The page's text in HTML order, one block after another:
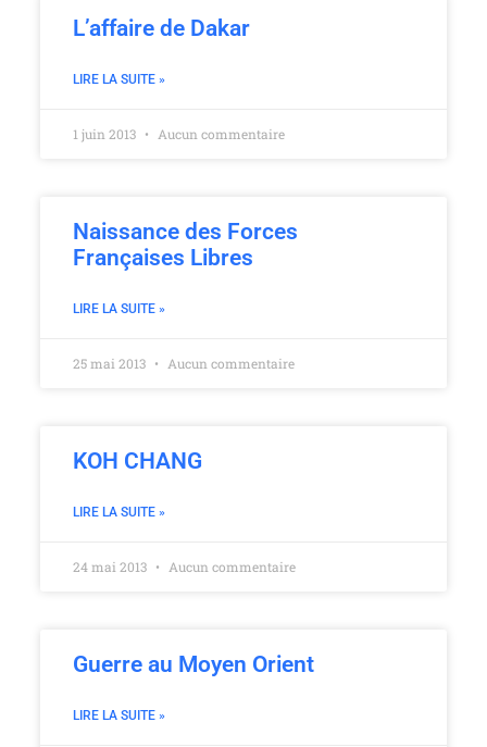
L’affaire de Dakar
LIRE LA SUITE »
1 juin 2013 Aucun commentaire
Naissance des Forces
Françaises Libres
LIRE LA SUITE »
25 mai 2013 Aucun commentaire
KOH CHANG
LIRE LA SUITE »
24 mai 2013 Aucun commentaire
Guerre au Moyen Orient
LIRE LA SUITE »